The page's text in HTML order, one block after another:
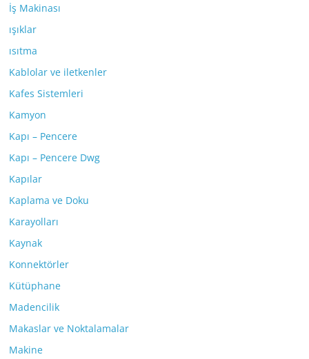
İş Makinası
ışıklar
ısıtma
Kablolar ve iletkenler
Kafes Sistemleri
Kamyon
Kapı – Pencere
Kapı – Pencere Dwg
Kapılar
Kaplama ve Doku
Karayolları
Kaynak
Konnektörler
Kütüphane
Madencilik
Makaslar ve Noktalamalar
Makine